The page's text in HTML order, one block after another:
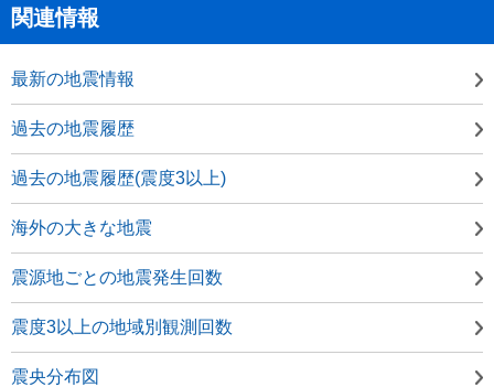
関連情報
最新の地震情報
過去の地震履歴
過去の地震履歴(震度3以上)
海外の大きな地震
震源地ごとの地震発生回数
震度3以上の地域別観測回数
震央分布図